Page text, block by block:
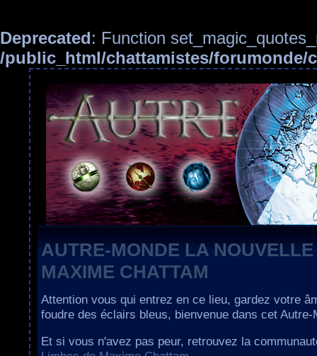
Deprecated: Function
/public_html/chattamistes/forumonde/
AUTRE-MONDE LA
MAXIME CHATTAM
Attention vous qui entrez en ce lieu, gardez votre
foudre des éclairs bleus, bienvenue dans cet Autre-
Et si vous n'avez pas peur, retrouvez la